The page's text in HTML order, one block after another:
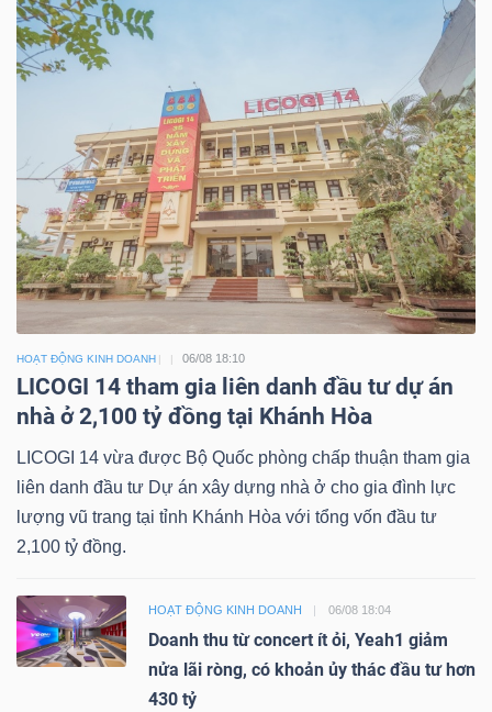
HOẠT ĐỘNG KINH DOANH 06/08 18:10
LICOGI 14 tham gia liên danh đầu tư dự án
nhà ở 2,100 tỷ đồng tại Khánh Hòa
LICOGI 14 vừa được Bộ Quốc phòng chấp thuận tham gia
liên danh đầu tư Dự án xây dựng nhà ở cho gia đình lực
lượng vũ trang tại tỉnh Khánh Hòa với tổng vốn đầu tư
2,100 tỷ đồng.
HOẠT ĐỘNG KINH DOANH 06/08 18:04
Doanh thu từ concert ít ỏi, Yeah1 giảm
nửa lãi ròng, có khoản ủy thác đầu tư hơn
430 tỷ